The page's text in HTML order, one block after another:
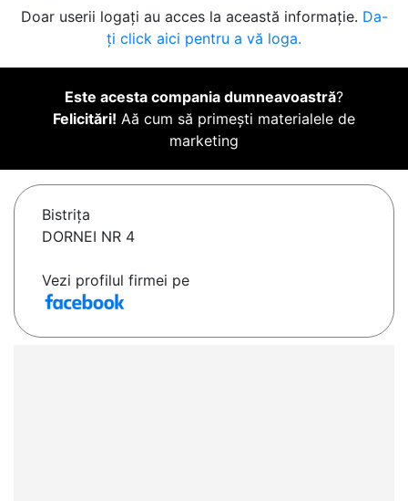
Doar userii logați au acces la această informație. Da-
ți click aici pentru a vă loga.
Este acesta compania dumneavoastră?
Felicitări! Aă cum să primești materialele de
marketing
Bistriţa
DORNEI NR 4
Vezi profilul firmei pe